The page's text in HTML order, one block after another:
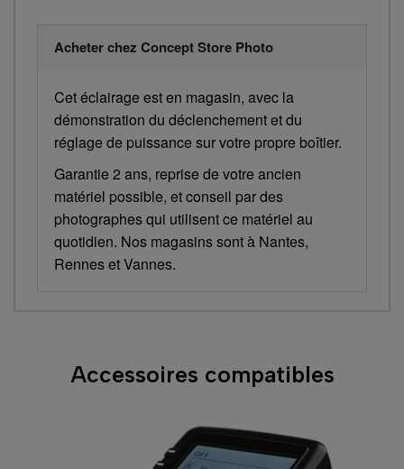
Acheter chez Concept Store Photo
Cet éclairage est en magasin, avec la
démonstration du déclenchement et du
réglage de puissance sur votre propre boîtier.
Garantie 2 ans, reprise de votre ancien
matériel possible, et conseil par des
photographes qui utilisent ce matériel au
quotidien. Nos magasins sont à Nantes,
Rennes et Vannes.
Accessoires compatibles